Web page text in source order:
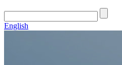
English